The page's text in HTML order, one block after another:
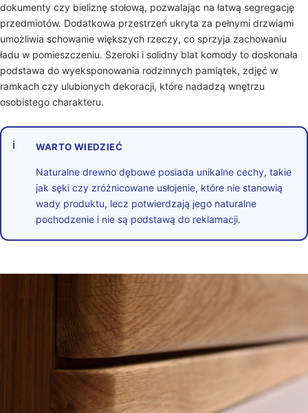
dokumenty czy bieliznę stołową, pozwalając na łatwą segregację
przedmiotów. Dodatkowa przestrzeń ukryta za pełnymi drzwiami
umożliwia schowanie większych rzeczy, co sprzyja zachowaniu
ładu w pomieszczeniu. Szeroki i solidny blat komody to doskonała
podstawa do wyeksponowania rodzinnych pamiątek, zdjęć w
ramkach czy ulubionych dekoracji, które nadadzą wnętrzu
osobistego charakteru.
ℹ WARTO WIEDZIEĆ
Naturalne drewno dębowe posiada unikalne cechy, takie
jak sęki czy zróżnicowane usłojenie, które nie stanowią
wady produktu, lecz potwierdzają jego naturalne
pochodzenie i nie są podstawą do reklamacji.